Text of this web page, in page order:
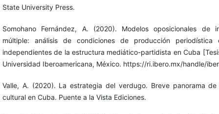
State University Press.
Somohano Fernández, A. (2020). Modelos oposicionales de
múltiple: análisis de condiciones de producción periodística
independientes de la estructura mediático-partidista en Cuba
Universidad Iberoamericana, México. https://ri.ibero.mx/handle/
Valle, A. (2020). La estrategia del verdugo. Breve panorama de
cultural en Cuba. Puente a la Vista Ediciones.